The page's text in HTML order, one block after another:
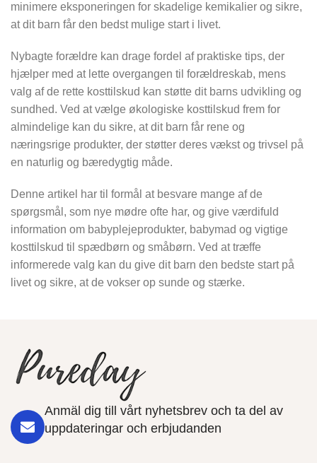
minimere eksponeringen for skadelige kemikalier og sikre,
at dit barn får den bedst mulige start i livet.
Nybagte forældre kan drage fordel af praktiske tips, der
hjælper med at lette overgangen til forældreskab, mens
valg af de rette kosttilskud kan støtte dit barns udvikling og
sundhed. Ved at vælge økologiske kosttilskud frem for
almindelige kan du sikre, at dit barn får rene og
næringsrige produkter, der støtter deres vækst og trivsel på
en naturlig og bæredygtig måde.
Denne artikel har til formål at besvare mange af de
spørgsmål, som nye mødre ofte har, og give værdifuld
information om babyplejeprodukter, babymad og vigtige
kosttilskud til spædbørn og småbørn. Ved at træffe
informerede valg kan du give dit barn den bedste start på
livet og sikre, at de vokser op sunde og stærke.
Anmäl dig till vårt nyhetsbrev och ta del av
uppdateringar och erbjudanden